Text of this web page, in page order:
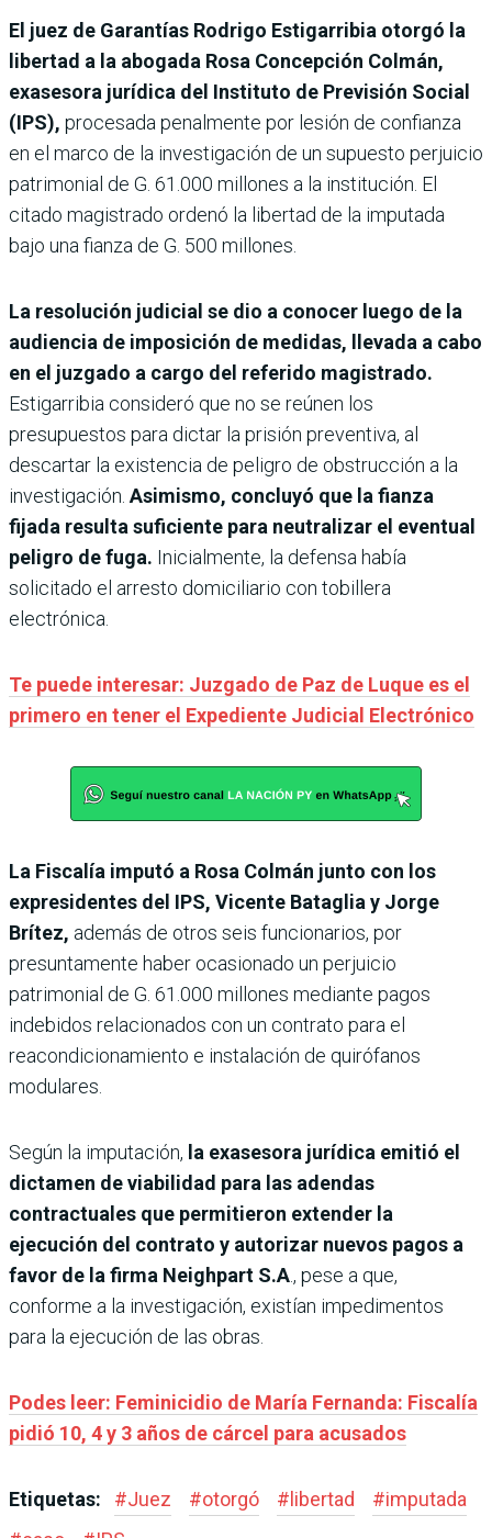
El juez de Garantías Rodrigo Estigarribia otorgó la
libertad a la abogada Rosa Concepción Colmán,
exasesora jurídica del Instituto de Previsión Social
(IPS), procesada penalmente por lesión de confianza
en el marco de la investigación de un supuesto perjuicio
patrimonial de G. 61.000 millones a la institución. El
citado magistrado ordenó la libertad de la imputada
bajo una fianza de G. 500 millones.
La resolución judicial se dio a conocer luego de la
audiencia de imposición de medidas, llevada a cabo
en el juzgado a cargo del referido magistrado.
Estigarribia consideró que no se reúnen los
presupuestos para dictar la prisión preventiva, al
descartar la existencia de peligro de obstrucción a la
investigación. Asimismo, concluyó que la fianza
fijada resulta suficiente para neutralizar el eventual
peligro de fuga. Inicialmente, la defensa había
solicitado el arresto domiciliario con tobillera
electrónica.
Te puede interesar: Juzgado de Paz de Luque es el
primero en tener el Expediente Judicial Electrónico
La Fiscalía imputó a Rosa Colmán junto con los
expresidentes del IPS, Vicente Bataglia y Jorge
Brítez, además de otros seis funcionarios, por
presuntamente haber ocasionado un perjuicio
patrimonial de G. 61.000 millones mediante pagos
indebidos relacionados con un contrato para el
reacondicionamiento e instalación de quirófanos
modulares.
Según la imputación, la exasesora jurídica emitió el
dictamen de viabilidad para las adendas
contractuales que permitieron extender la
ejecución del contrato y autorizar nuevos pagos a
favor de la firma Neighpart S.A., pese a que,
conforme a la investigación, existían impedimentos
para la ejecución de las obras.
Podes leer: Feminicidio de María Fernanda: Fiscalía
pidió 10, 4 y 3 años de cárcel para acusados
Etiquetas: #Juez #otorgó # libertad #imputada